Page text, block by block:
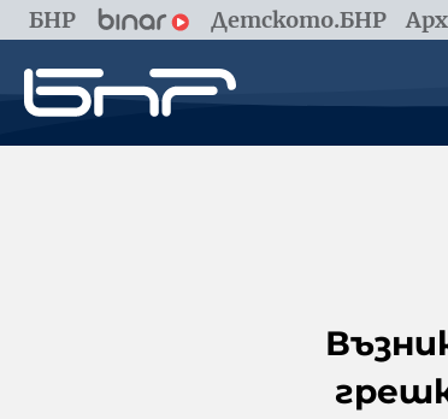
БНР Детското.БНР